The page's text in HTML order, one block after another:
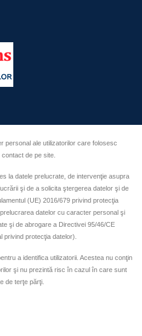
personal ale utilizatorilor care folosesc
de pe site.
la datele prelucrate, de intervenţie asupra
şi de a solicita ştergerea datelor şi de
(UE) 2016/679 privind protecţia
datelor cu caracter personal şi
şi de abrogare a Directivei 95/46/CE
privind protecţia datelor).
a identifica utilizatorii. Acestea nu conţin
şi nu prezintă risc în cazul în care sunt
de terţe părţi.